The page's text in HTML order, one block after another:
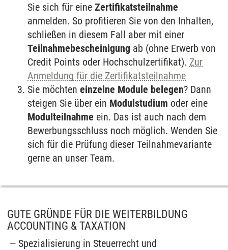
Sie sich für eine Zertifikatsteilnahme
anmelden. So profitieren Sie von den Inhalten,
schließen in diesem Fall aber mit einer
Teilnahmebescheinigung ab (ohne Erwerb von
Credit Points oder Hochschulzertifikat). Zur
Anmeldung für die Zertifikatsteilnahme
Sie möchten einzelne Module belegen? Dann
steigen Sie über ein Modulstudium oder eine
Modulteilnahme ein. Das ist auch nach dem
Bewerbungsschluss noch möglich. Wenden Sie
sich für die Prüfung dieser Teilnahmevariante
gerne an unser Team.
GUTE GRÜNDE FÜR DIE WEITERBILDUNG
ACCOUNTING & TAXATION
Spezialisierung in Steuerrecht und